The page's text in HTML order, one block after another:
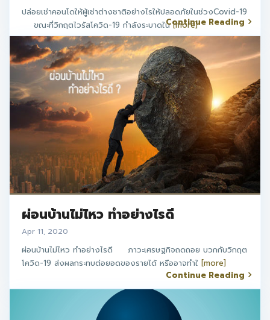
ปล่อยเช่าคอนโดให้ผู้เช่าต่างชาติอย่างไรให้ปลอดภัยในช่วงCovid-19
ขณะที่วิกฤตไวรัสโควิด-19 กำลังระบาดใน[more]
Continue Reading
ผ่อนบ้านไม่ไหว ทำอย่างไรดี
Apr 11, 2020
ผ่อนบ้านไม่ไหว ทำอย่างไรดี ภาวะเศรษฐกิจถดถอย บวกกับวิกฤต
โควิด-19 ส่งผลกระทบต่อยอดของรายได้ หรืออาจทำใ [more]
Continue Reading